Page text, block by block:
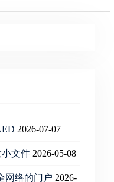
2026-07-07
文件 2026-05-08
网络的门户 2026-